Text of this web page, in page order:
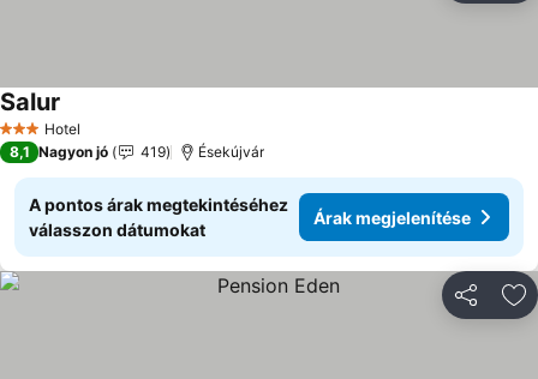
3 Kategória
Hotel
Salur
8,1 Nagyon jó 419 Ésekújvár
A pontos árak megtekintéséhez
válasszon dátumokat
Árak megjelenítése